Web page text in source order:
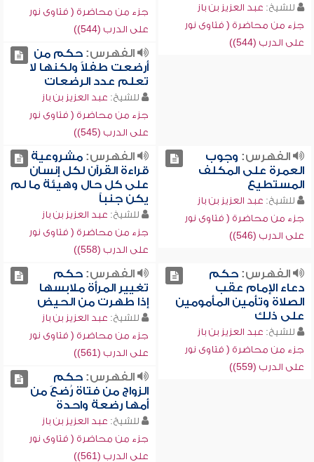
للشيخ: عبد العزيز بن باز
جزء من محاضرة ( فتاوى نور
على الدرب (544))
جزء من محاضرة ( فتاوى نور
على الدرب (544))
الفهرس:حكم من
أرضعت طفلاً ولكنها لا
تعلم عدد الرضعات
للشيخ: عبد العزيز بن باز
جزء من محاضرة ( فتاوى نور
على الدرب (545))
الفهرس: وجوب
العمرة على المكلف
المستطيع
للشيخ: عبد العزيز بن باز
جزء من محاضرة ( فتاوى نور
على الدرب (546))
الفهرس:مشروعية
قراءة القرآن لكل إنسان
على كل حال وهيئة ما لم
يكن جنباً
للشيخ: عبد العزيز بن باز
جزء من محاضرة ( فتاوى نور
على الدرب (558))
الفهرس:حكم
دعاء الإمام عقب
الصلاة وتأمين المأمومين
على ذلك
للشيخ: عبد العزيز بن باز
جزء من محاضرة ( فتاوى نور
على الدرب (559))
الفهرس:حكم
تغيير المرأة ملابسها
إذا طهرت من الحيض
للشيخ: عبد العزيز بن باز
جزء من محاضرة ( فتاوى نور
على الدرب (561))
الفهرس:حكم
الزواج من فتاة رُضعَ من
أمها رضعة واحدة
للشيخ: عبد العزيز بن باز
جزء من محاضرة ( فتاوى نور
على الدرب (561))